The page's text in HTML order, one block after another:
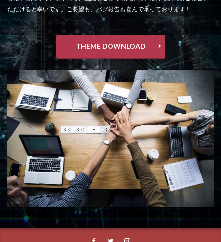
ただけると幸いです。ご要望も、バグ報告も喜んで承っております！
THEME DOWNLOAD